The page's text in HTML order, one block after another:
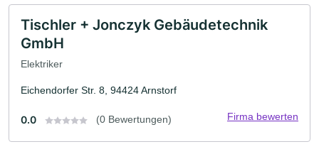
Tischler + Jonczyk Gebäudetechnik
GmbH
Elektriker
Eichendorfer Str. 8, 94424 Arnstorf
0.0 (0 Bewertungen) Firma bewerten